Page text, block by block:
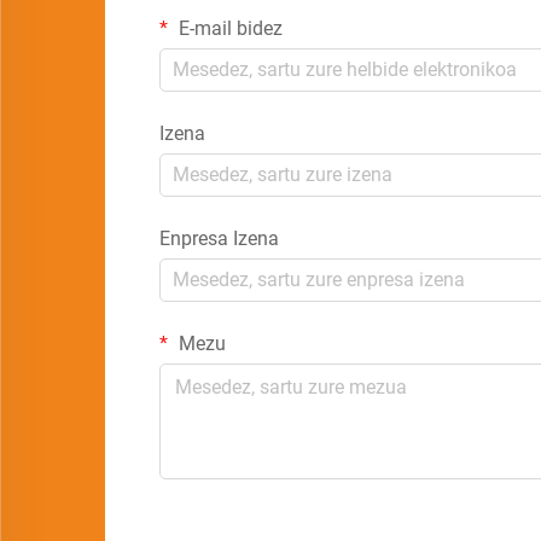
E-mail bidez
Izena
Enpresa Izena
Mezu